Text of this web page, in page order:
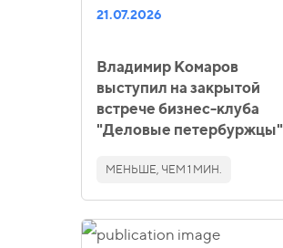
21.07.2026
Владимир Комаров
выступил на закрытой
встрече бизнес-клуба
"Деловые петербуржцы"
МЕНЬШЕ, ЧЕМ 1 МИН.